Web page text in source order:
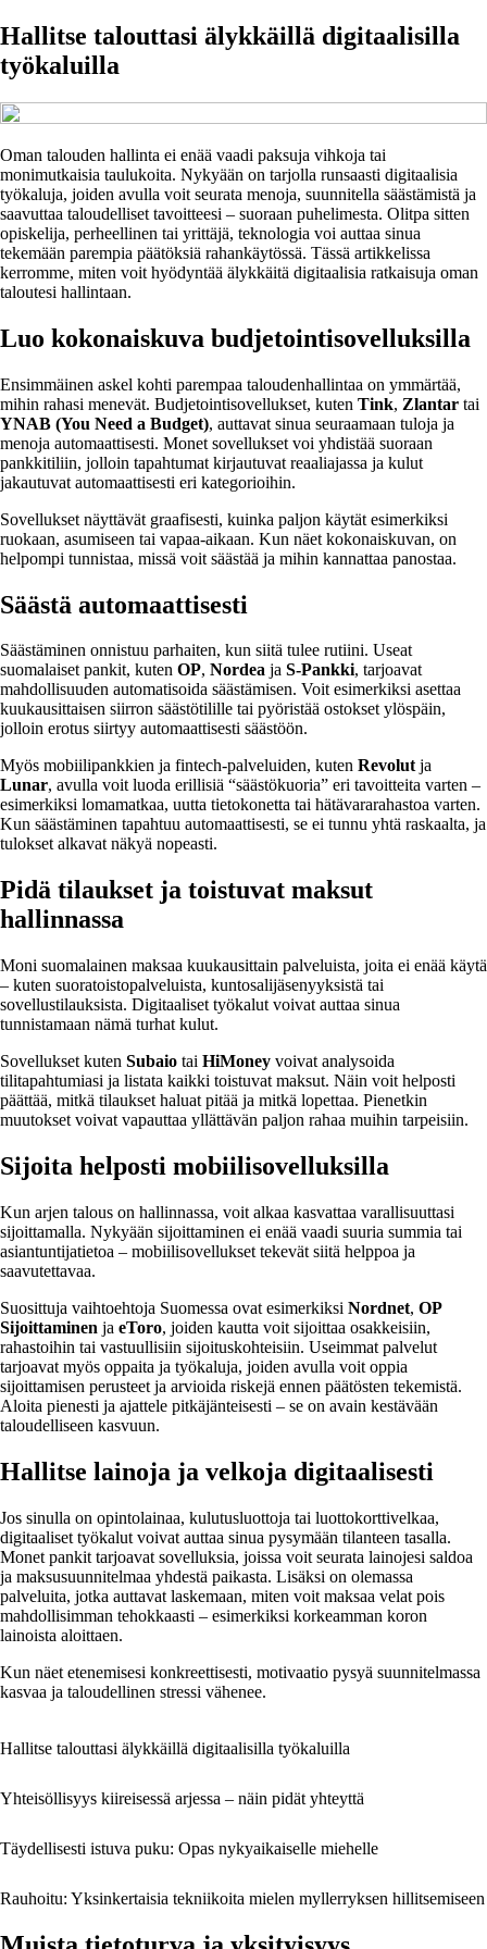
Hallitse talouttasi älykkäillä digitaalisilla
työkaluilla
Oman talouden hallinta ei enää vaadi paksuja vihkoja tai
monimutkaisia taulukoita. Nykyään on tarjolla runsaasti digitaalisia
työkaluja, joiden avulla voit seurata menoja, suunnitella säästämistä ja
saavuttaa taloudelliset tavoitteesi – suoraan puhelimesta. Olitpa sitten
opiskelija, perheellinen tai yrittäjä, teknologia voi auttaa sinua
tekemään parempia päätöksiä rahankäytössä. Tässä artikkelissa
kerromme, miten voit hyödyntää älykkäitä digitaalisia ratkaisuja oman
taloutesi hallintaan.
Luo kokonaiskuva budjetointisovelluksilla
Ensimmäinen askel kohti parempaa taloudenhallintaa on ymmärtää,
mihin rahasi menevät. Budjetointisovellukset, kuten Tink, Zlantar tai
YNAB (You Need a Budget), auttavat sinua seuraamaan tuloja ja
menoja automaattisesti. Monet sovellukset voi yhdistää suoraan
pankkitiliin, jolloin tapahtumat kirjautuvat reaaliajassa ja kulut
jakautuvat automaattisesti eri kategorioihin.
Sovellukset näyttävät graafisesti, kuinka paljon käytät esimerkiksi
ruokaan, asumiseen tai vapaa-aikaan. Kun näet kokonaiskuvan, on
helpompi tunnistaa, missä voit säästää ja mihin kannattaa panostaa.
Säästä automaattisesti
Säästäminen onnistuu parhaiten, kun siitä tulee rutiini. Useat
suomalaiset pankit, kuten OP, Nordea ja S-Pankki, tarjoavat
mahdollisuuden automatisoida säästämisen. Voit esimerkiksi asettaa
kuukausittaisen siirron säästötilille tai pyöristää ostokset ylöspäin,
jolloin erotus siirtyy automaattisesti säästöön.
Myös mobiilipankkien ja fintech-palveluiden, kuten Revolutja
Lunar, avulla voit luoda erillisiä “säästökuoria” eri tavoitteita varten –
esimerkiksi lomamatkaa, uutta tietokonetta tai hätävararahastoa varten.
Kun säästäminen tapahtuu automaattisesti, se ei tunnu yhtä raskaalta, ja
tulokset alkavat näkyä nopeasti.
Pidä tilaukset ja toistuvat maksut
hallinnassa
Moni suomalainen maksaa kuukausittain palveluista, joita ei enää käytä
– kuten suoratoistopalveluista, kuntosalijäsenyyksistä tai
sovellustilauksista. Digitaaliset työkalut voivat auttaa sinua
tunnistamaan nämä turhat kulut.
Sovellukset kuten Subaio tai HiMoney voivat analysoida
tilitapahtumiasi ja listata kaikki toistuvat maksut. Näin voit helposti
päättää, mitkä tilaukset haluat pitää ja mitkä lopettaa. Pienetkin
muutokset voivat vapauttaa yllättävän paljon rahaa muihin tarpeisiin.
Sijoita helposti mobiilisovelluksilla
Kun arjen talous on hallinnassa, voit alkaa kasvattaa varallisuuttasi
sijoittamalla. Nykyään sijoittaminen ei enää vaadi suuria summia tai
asiantuntijatietoa – mobiilisovellukset tekevät siitä helppoa ja
saavutettavaa.
Suosittuja vaihtoehtoja Suomessa ovat esimerkiksi Nordnet, OP
Sijoittaminen ja eToro, joiden kautta voit sijoittaa osakkeisiin,
rahastoihin tai vastuullisiin sijoituskohteisiin. Useimmat palvelut
tarjoavat myös oppaita ja työkaluja, joiden avulla voit oppia
sijoittamisen perusteet ja arvioida riskejä ennen päätösten tekemistä.
Aloita pienesti ja ajattele pitkäjänteisesti – se on avain kestävään
taloudelliseen kasvuun.
Hallitse lainoja ja velkoja digitaalisesti
Jos sinulla on opintolainaa, kulutusluottoja tai luottokorttivelkaa,
digitaaliset työkalut voivat auttaa sinua pysymään tilanteen tasalla.
Monet pankit tarjoavat sovelluksia, joissa voit seurata lainojesi saldoa
ja maksusuunnitelmaa yhdestä paikasta. Lisäksi on olemassa
palveluita, jotka auttavat laskemaan, miten voit maksaa velat pois
mahdollisimman tehokkaasti – esimerkiksi korkeamman koron
lainoista aloittaen.
Kun näet etenemisesi konkreettisesti, motivaatio pysyä suunnitelmassa
kasvaa ja taloudellinen stressi vähenee.
Hallitse talouttasi älykkäillä digitaalisilla työkaluilla
Yhteisöllisyys kiireisessä arjessa – näin pidät yhteyttä
Täydellisesti istuva puku: Opas nykyaikaiselle miehelle
Rauhoitu: Yksinkertaisia tekniikoita mielen myllerryksen hillitsemiseen